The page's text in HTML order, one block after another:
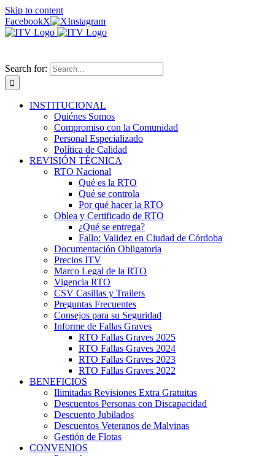
Skip to content
FacebookX Instagram
Search for:
INSTITUCIONAL
Quiénes Somos
Compromiso con la Comunidad
Personal Especializado
Política de Calidad
REVISIÓN TÉCNICA
RTO Nacional
Qué es la RTO
Qué se controla
Por qué hacer la RTO
Oblea y Certificado de RTO
¿Qué se entrega?
Fallo: Validez en Ciudad de Córdoba
Documentación Obligatoria
Precios ITV
Marco Legal de la RTO
Vigencia RTO
CSV Casillas y Trailers
Preguntas Frecuentes
Consejos para su Seguridad
Informe de Fallas Graves
RTO Fallas Graves 2025
RTO Fallas Graves 2024
RTO Fallas Graves 2023
RTO Fallas Graves 2022
BENEFICIOS
Ilimitadas Revisiones Extra Gratuitas
Descuentos Personas con Discapacidad
Descuento Jubilados
Descuentos Veteranos de Malvinas
Gestión de Flotas
CONVENIOS